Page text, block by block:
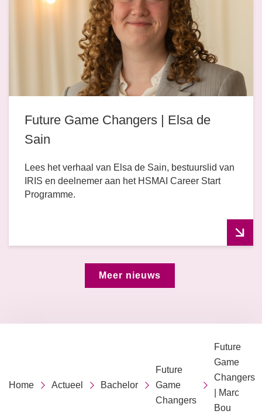
Future Game Changers | Elsa de
Sain
Lees het verhaal van Elsa de Sain, bestuurslid van
IRIS en deelnemer aan het HSMAI Career Start
Programme.
Meer nieuws
Home Actueel Bachelor
Future
Game
Changers
Future
Game
Changers
| Marc
Bou